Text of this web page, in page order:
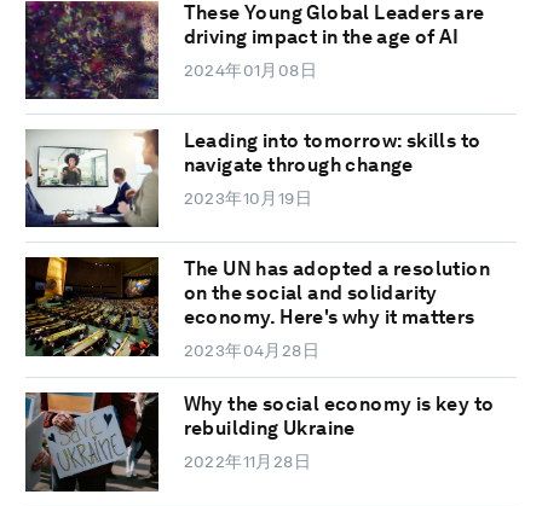
These Young Global Leaders are
driving impact in the age of AI
2024年01月08日
Leading into tomorrow: skills to
navigate through change
2023年10月19日
The UN has adopted a resolution
on the social and solidarity
economy. Here's why it matters
2023年04月28日
Why the social economy is key to
rebuilding Ukraine
2022年11月28日